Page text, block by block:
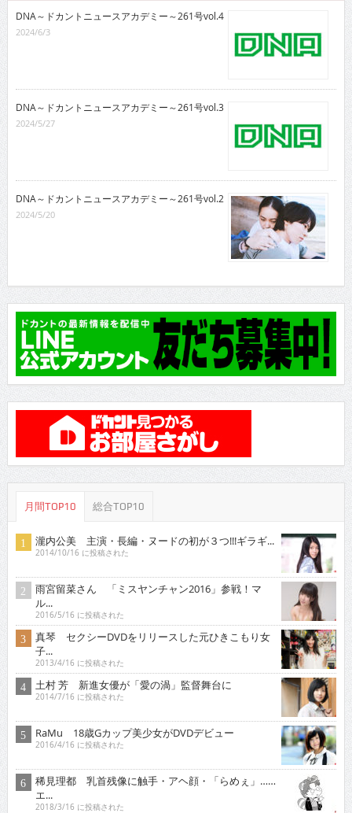
DNA～ドカントニュースアカデミー～261号vol.4
2024/6/3
DNA～ドカントニュースアカデミー～261号vol.3
2024/5/27
DNA～ドカントニュースアカデミー～261号vol.2
2024/5/20
月間TOP10 総合TOP10
瀧内公美 主演・長編・ヌードの初が３つ!!!ギラギ...
2014/10/16 に投稿された
雨宮留菜さん 「ミスヤンチャン2016」参戦！マ
ル...
2016/5/16 に投稿された
真琴 セクシーDVDをリリースした元ひきこもり女
子...
2013/4/16 に投稿された
土村 芳 新進女優が「愛の渦」監督舞台に
2014/7/16 に投稿された
RaMu 18歳Gカップ美少女がDVDデビュー
2016/4/16 に投稿された
稀見理都 乳首残像に触手・アヘ顔・「らめぇ」……
エ...
2018/3/16 に投稿された